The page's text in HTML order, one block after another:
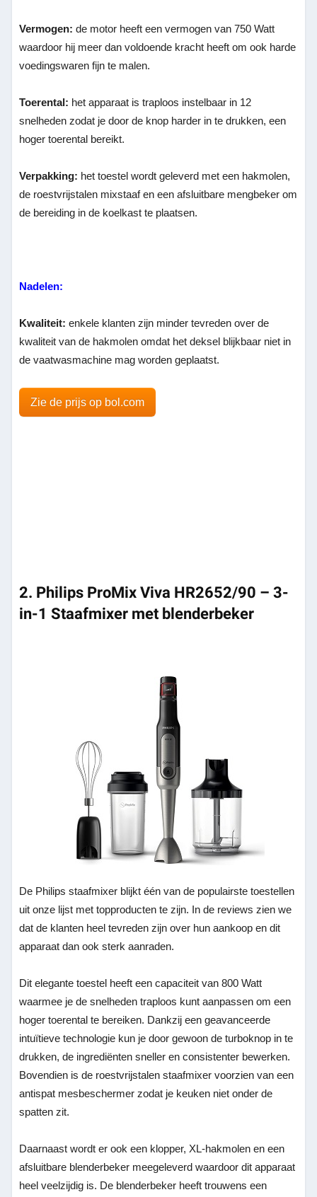
Vermogen: de motor heeft een vermogen van 750 Watt
waardoor hij meer dan voldoende kracht heeft om ook harde
voedingswaren fijn te malen.
Toerental: het apparaat is traploos instelbaar in 12
snelheden zodat je door de knop harder in te drukken, een
hoger toerental bereikt.
Verpakking: het toestel wordt geleverd met een hakmolen,
de roestvrijstalen mixstaaf en een afsluitbare mengbeker om
de bereiding in de koelkast te plaatsen.
Nadelen:
Kwaliteit: enkele klanten zijn minder tevreden over de
kwaliteit van de hakmolen omdat het deksel blijkbaar niet in
de vaatwasmachine mag worden geplaatst.
Zie de prijs op bol.com
2. Philips ProMix Viva HR2652/90 – 3-
in-1 Staafmixer met blenderbeker
De Philips staafmixer blijkt één van de populairste toestellen
uit onze lijst met topproducten te zijn. In de reviews zien we
dat de klanten heel tevreden zijn over hun aankoop en dit
apparaat dan ook sterk aanraden.
Dit elegante toestel heeft een capaciteit van 800 Watt
waarmee je de snelheden traploos kunt aanpassen om een
hoger toerental te bereiken. Dankzij een geavanceerde
intuïtieve technologie kun je door gewoon de turboknop in te
drukken, de ingrediënten sneller en consistenter bewerken.
Bovendien is de roestvrijstalen staafmixer voorzien van een
antispat mesbeschermer zodat je keuken niet onder de
spatten zit.
Daarnaast wordt er ook een klopper, XL-hakmolen en een
afsluitbare blenderbeker meegeleverd waardoor dit apparaat
heel veelzijdig is. De blenderbeker heeft trouwens een